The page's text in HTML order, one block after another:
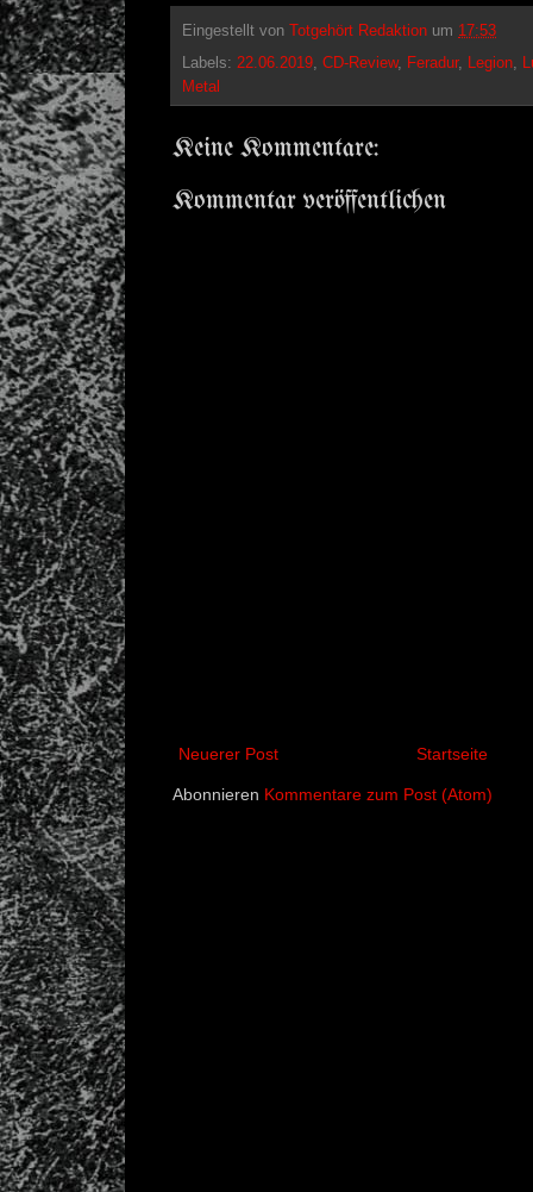
Eingestellt von Totgehört Redaktion um 17:53
Labels: 22.06.2019 CD-Review, Feradur, Legion
Metal
Keine Kommentare:
Kommentar veröffentlichen
Neuerer Post Startseite
Abonnieren Kommentare zum Post (Atom)